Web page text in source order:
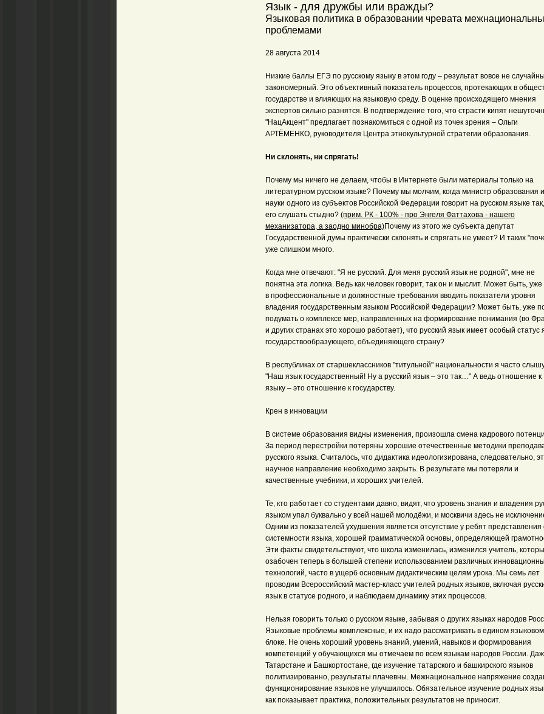
Язык - для дружбы или вражды?
Языковая политика в образовании чревата
проблемами
28 августа 2014
Низкие баллы ЕГЭ по русскому языку в этом году – результат вовсе не
закономерный. Это объективный показатель процессов, протекающих в
государстве и влияющих на языковую среду. В оценке происходящего мнения
экспертов сильно разнятся. В подтверждение того, что страсти кипят
"НацАкцент" предлагает познакомиться с одной из точек зрения – Ольги
АРТЁМЕНКО, руководителя Центра этнокультурной стратегии образования.
Ни склонять, ни спрягать!
Почему мы ничего не делаем, чтобы в Интернете были материалы только на
литературном русском языке? Почему мы молчим, когда министр образования и
науки одного из субъектов Российской Федерации говорит на русском языке
его слушать стыдно? (прим. РК - 100% - про Энгеля Фаттахова - нашего
механизатора, а заодно минобра)Почему из этого же субъекта депутат
Государственной думы практически склонять и спрягать не умеет? И таких
уже слишком много.
Когда мне отвечают: "Я не русский. Для меня русский язык не родной", мне не
понятна эта логика. Ведь как человек говорит, так он и мыслит. Может быть,
в профессиональные и должностные требования вводить показатели уровня
владения государственным языком Российской Федерации? Может быть, уже
подумать о комплексе мер, направленных на формирование понимания (во
и других странах это хорошо работает), что русский язык имеет особый статус
государствообразующего, объединяющего страну?
В республиках от старшеклассников "титульной" национальности я часто
"Наш язык государственный! Ну а русский язык – это так…" А ведь отношение к
языку – это отношение к государству.
Крен в инновации
В системе образования видны изменения, произошла смена кадрового
За период перестройки потеряны хорошие отечественные методики
русского языка. Считалось, что дидактика идеологизирована, следовательно,
научное направление необходимо закрыть. В результате мы потеряли и
качественные учебники, и хороших учителей.
Те, кто работает со студентами давно, видят, что уровень знания и владения
языком упал буквально у всей нашей молодёжи, и москвичи здесь не
Одним из показателей ухудшения является отсутствие у ребят представления
системности языка, хорошей грамматической основы, определяющей
Эти факты свидетельствуют, что школа изменилась, изменился учитель,
озабочен теперь в большей степени использованием различных
технологий, часто в ущерб основным дидактическим целям урока. Мы семь лет
проводим Всероссийский мастер-класс учителей родных языков, включая
язык в статусе родного, и наблюдаем динамику этих процессов.
Нельзя говорить только о русском языке, забывая о других языках народов
Языковые проблемы комплексные, и их надо рассматривать в едином языковом
блоке. Не очень хороший уровень знаний, умений, навыков и формирования
компетенций у обучающихся мы отмечаем по всем языкам народов России.
Татарстане и Башкортостане, где изучение татарского и башкирского языков
политизированно, результаты плачевны. Межнациональное напряжение
функционирование языков не улучшилось. Обязательное изучение родных
как показывает практика, положительных результатов не приносит.